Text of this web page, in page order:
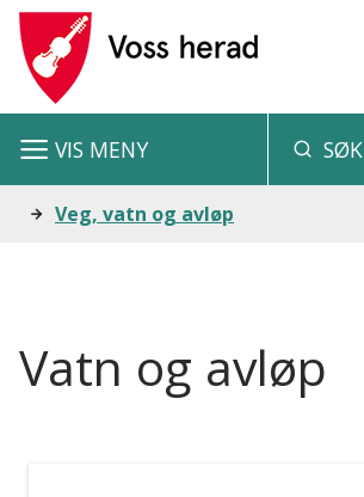
V
s
a
d
SØK
VIS MENY
Du Veg, vatn og avløp
Vatn og avløp